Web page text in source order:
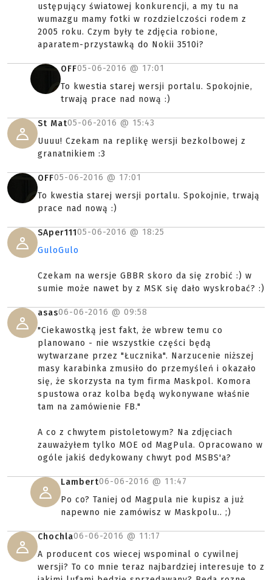
ustępujący światowej konkurencji, a my tu na
wumazgu mamy fotki w rozdzielczości rodem z
2005 roku. Czym były te zdjęcia robione,
aparatem-przystawką do Nokii 3510i?
OFF05-06-2016 @ 17:01
To kwestia starej wersji portalu. Spokojnie,
trwają prace nad nową :)
St Mat05-06-2016 @ 15:43
Uuuu! Czekam na replikę wersji bezkolbowej z
granatnikiem :3
OFF05-06-2016 @ 17:01
To kwestia starej wersji portalu. Spokojnie, trwają
prace nad nową :)
SAper11105-06-2016 @ 18:25
GuloGulo
Czekam na wersje GBBR skoro da się zrobić :) w
sumie może nawet by z MSK się dało wyskrobać? :)
asas06-06-2016 @ 09:58
"Ciekawostką jest fakt, że wbrew temu co
planowano - nie wszystkie części będą
wytwarzane przez "Łucznika". Narzucenie niższej
masy karabinka zmusiło do przemyśleń i okazało
się, że skorzysta na tym firma Maskpol. Komora
spustowa oraz kolba będą wykonywane właśnie
tam na zamówienie FB."
A co z chwytem pistoletowym? Na zdjęciach
zauważyłem tylko MOE od MagPula. Opracowano w
ogóle jakiś dedykowany chwyt pod MSBS'a?
Lambert06-06-2016 @ 11:47
Po co? Taniej od Magpula nie kupisz a już
napewno nie zamówisz w Maskpolu.. ;)
Chochla06-06-2016 @ 11:17
A producent cos wiecej wspominal o cywilnej
wersji? To co mnie teraz najbardziej interesuje to z